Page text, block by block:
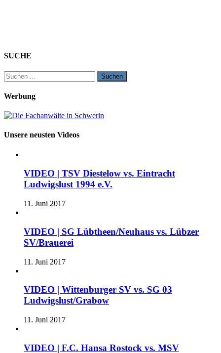
SUCHE
Suchen
nach:
Werbung
Unsere neusten Videos
VIDEO | TSV Diestelow vs. Eintracht
Ludwigslust 1994 e.V.
11. Juni 2017
VIDEO | SG Lübtheen/Neuhaus vs. Lübzer
SV/Brauerei
11. Juni 2017
VIDEO | Wittenburger SV vs. SG 03
Ludwigslust/Grabow
11. Juni 2017
VIDEO | F.C. Hansa Rostock vs. MSV